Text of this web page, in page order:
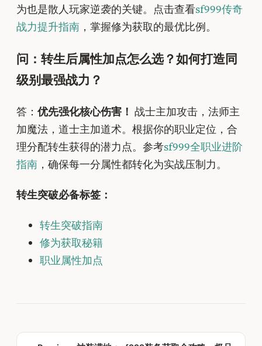
为也是散人玩家逆袭的关键。点击查看sf999传奇
战力提升指南 ，掌握修为获取的最优比例。
问：转生后属性加点怎么选？如何打造同
级别最强战力？
答： 优先强化核心伤害！ 战士主加攻击，法师主
加魔法，道士主加道术。根据你的职业定位，合
理分配转生获得的潜力点。参考sf999全职业进阶
指南 ，确保每一分属性都转化为实战压制力。
转生突破必备标签：
转生突破指南
修为获取秘籍
职业属性加点